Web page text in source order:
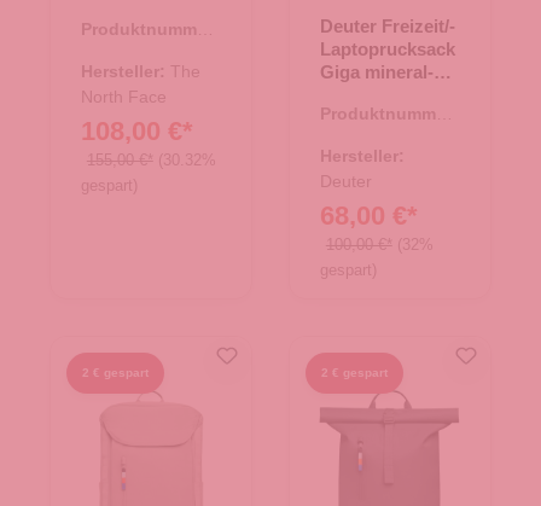
Produktnummer:
Hersteller: The
North Face
108,00 €*
155,00 €* (30.32%
gespart)
Deuter Freizeit/-
Laptoprucksack
Giga mineral-
Produktnummer:
Hersteller:
Deuter
68,00 €*
100,00 €* (32%
gespart)
2 € gespart 2 € gespart